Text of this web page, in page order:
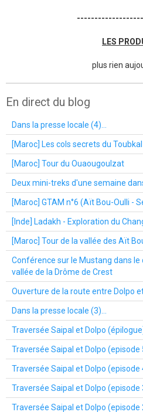
LES
plus rien
En direct du blog
Dans la presse locale (4)...
[Maroc] Les cols secrets du
[Maroc] Tour du Ouaougoulzat
Deux mini-treks d'une semaine
[Maroc] GTAM n°6 (Aït Bou-Oulli -
[Inde] Ladakh - Exploration du
[Maroc] Tour de la vallée des Aït
Conférence sur le Mustang dans
vallée de la Drôme de Crest
Ouverture de la route entre Dolpo
Dans la presse locale (3)...
Traversée Saipal et Dolpo
Traversée Saipal et Dolpo (episode
Traversée Saipal et Dolpo (episode
Traversée Saipal et Dolpo (episode
Traversée Saipal et Dolpo (episode